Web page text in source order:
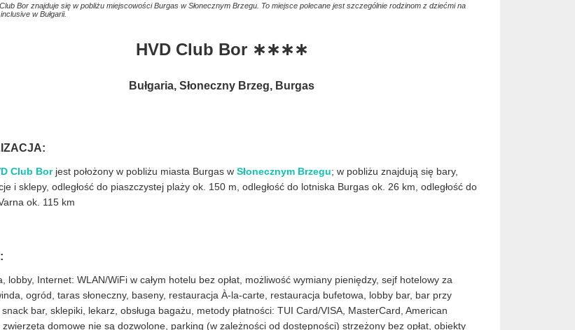
Bor znajduje się w pobliżu miejscowości Burgas w Słonecznym Brzegu. To miejsce polecane jest szczególnie rodzinom z dziećmi na
w Bułgarii.
HVD Club Bor ∗∗∗∗
Bułgaria, Słoneczny Brzeg, Burgas
Club Borjest położony w pobliżu miasta Burgas wSłonecznym Brzegu; w pobliżu znajdują się bary,
i sklepy, odległość do piaszczystej plaży ok. 150 m, odległość do lotniska Burgas ok. 26 km, odległość do
ok. 115 km
lobby, Internet: WLAN/WiFi w całym hotelu bez opłat, możliwość wymiany pieniędzy, sejf hotelowy za
ogród, taras słoneczny, baseny, restauracja À-la-carte, restauracja bufetowa, lobby bar, bar przy
bar, sklepiki, lekarz, obsługa bagażu, metody płatności: TUI Card/VISA, MasterCard, American
zwierzęta domowe nie są dozwolone, parking (w zależności od dostępności) strzeżony bez opłat, obiekty